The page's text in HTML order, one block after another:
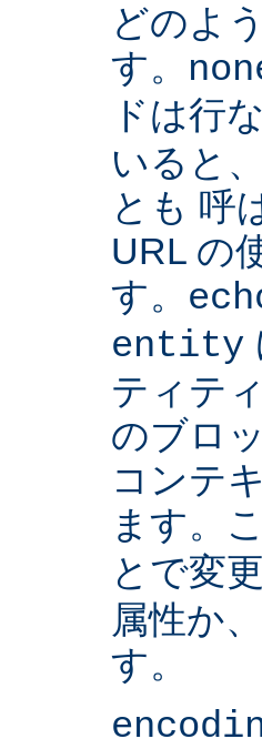
どのよ
す。
ドは行
いると
とも 呼
URL の
す。
entity
ティテ
のブロ
コンテ
ます。
とで変
属性か
す。